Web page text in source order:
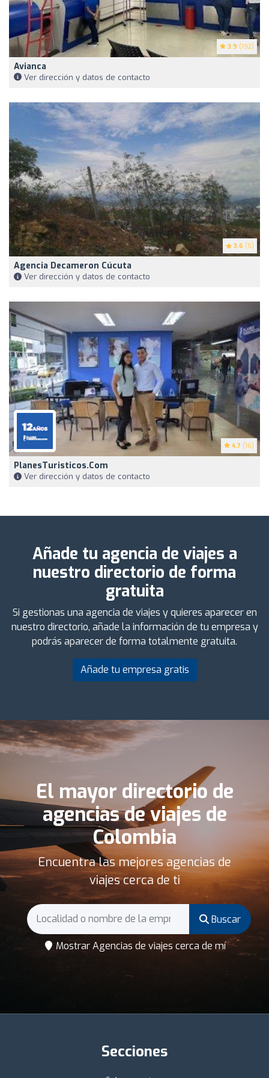
3.9 (192)
Avianca
Ver dirección y datos de contacto
3.6 (5)
Agencia Decameron Cúcuta
Ver dirección y datos de contacto
4.7 (16)
PlanesTuristicos.com
Ver dirección y datos de contacto
Añade tu agencia de viajes a
nuestro directorio de forma
gratuita
Si gestionas una agencia de viajes y quieres aparecer en
nuestro directorio, añade la información de tu empresa y
podrás aparecer de forma totalmente gratuita.
Añade tu empresa gratis
El mayor directorio de
agencias de viajes de
Colombia
Encuentra las mejores agencias de
viajes cerca de ti
Buscar
Mostrar Agencias de viajes cerca de mí
Secciones